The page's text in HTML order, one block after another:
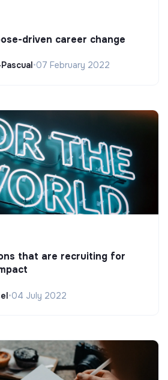
driven career change
•07 February 2022
that are recruiting for
•04 July 2022